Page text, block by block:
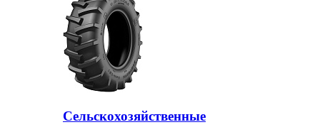
Сельскохозяйственные